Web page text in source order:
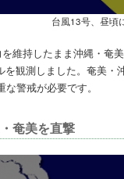
台風13号、昼頃
維持したまま沖縄・
観測しました。奄美
警戒が必要です。
・奄美を直撃